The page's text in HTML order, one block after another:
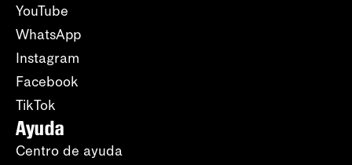
YouTube
WhatsApp
Instagram
Facebook
TikTok
Ayuda
Centro de ayuda